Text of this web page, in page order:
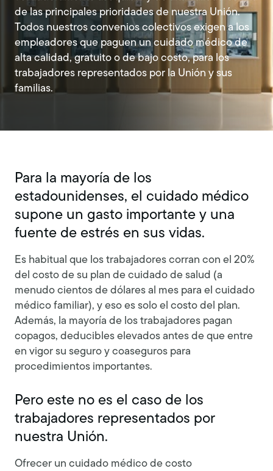
de las principales prioridades de nuestra Unión.
Todos nuestros convenios colectivos exigen a los
empleadores que paguen un cuidado médico de
alta calidad, gratuito o de bajo costo, para los
trabajadores representados por la Unión y sus
familias.
Para la mayoría de los
estadounidenses, el cuidado médico
supone un gasto importante y una
fuente de estrés en sus vidas.
Es habitual que los trabajadores corran con el 20%
del costo de su plan de cuidado de salud (a
menudo cientos de dólares al mes para el cuidado
médico familiar), y eso es solo el costo del plan.
Además, la mayoría de los trabajadores pagan
copagos, deducibles elevados antes de que entre
en vigor su seguro y coaseguros para
procedimientos importantes.
Pero este no es el caso de los
trabajadores representados por
nuestra Unión.
Ofrecer un cuidado médico de costo